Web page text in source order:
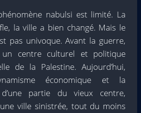
nabulsi est limité. La
la ville a bien changé. Mais le
pas univoque. Avant la guerre,
un centre culturel et politique
de la Palestine. Aujourd’hui,
économique et la
partie du vieux centre,
ville sinistrée, tout du moins